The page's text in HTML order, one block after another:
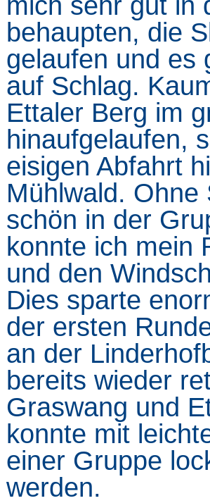
behaupten, die
gelaufen und es
auf Schlag.
Ettaler Berg im
hinaufgelaufen,
eisigen Abfahrt
Mühlwald.
schön in der
konnte ich mein
und den
Dies sparte
der ersten
an der
bereits wieder
Graswang und
konnte mit
einer Gruppe
werden.